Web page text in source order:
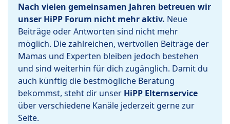
Nach vielen gemeinsamen Jahren betreuen wir
unser HiPP Forum nicht mehr aktiv. Neue
Beiträge oder Antworten sind nicht mehr
möglich. Die zahlreichen, wertvollen Beiträge der
Mamas und Experten bleiben jedoch bestehen
und sind weiterhin für dich zugänglich. Damit du
auch künftig die bestmögliche Beratung
bekommst, steht dir unser HiPP Elternservice
über verschiedene Kanäle jederzeit gerne zur
Seite.